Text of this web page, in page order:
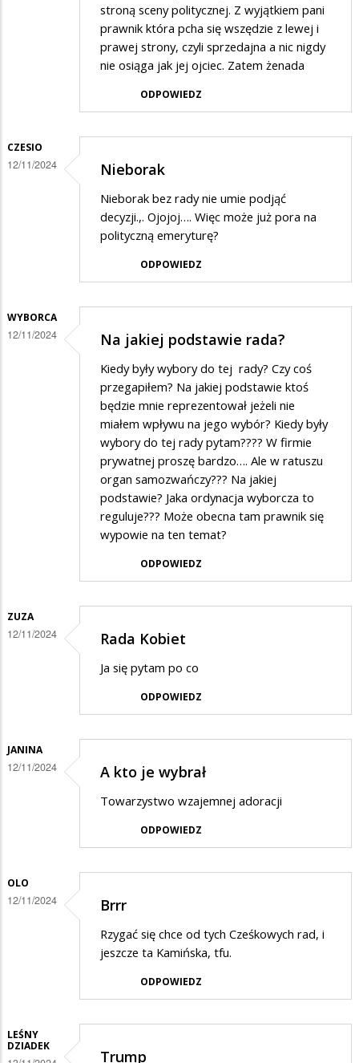
stroną sceny politycznej. Z wyjątkiem pani
prawnik która pcha się wszędzie z lewej i
prawej strony, czyli sprzedajna a nic nigdy
nie osiąga jak jej ojciec. Zatem żenada
ODPOWIEDZ
CZESIO
12/11/2024 Nieborak
Nieborak bez rady nie umie podjąć
decyzji.,. Ojojoj…. Więc może już pora na
polityczną emeryturę?
ODPOWIEDZ
WYBORCA
12/11/2024 Na jakiej podstawie rada?
Kiedy były wybory do tej rady? Czy coś
przegapiłem? Na jakiej podstawie ktoś
będzie mnie reprezentował jeżeli nie
miałem wpływu na jego wybór? Kiedy były
wybory do tej rady pytam???? W firmie
prywatnej proszę bardzo…. Ale w ratuszu
organ samozwańczy??? Na jakiej
podstawie? Jaka ordynacja wyborcza to
reguluje??? Może obecna tam prawnik się
wypowie na ten temat?
ODPOWIEDZ
ZUZA
12/11/2024 Rada Kobiet
Ja się pytam po co
ODPOWIEDZ
JANINA
12/11/2024 A kto je wybrał
Towarzystwo wzajemnej adoracji
ODPOWIEDZ
OLO
12/11/2024 Brrr
Rzygać się chce od tych Cześkowych rad, i
jeszcze ta Kamińska, tfu.
ODPOWIEDZ
LEŚNY
DZIADEK
Trump